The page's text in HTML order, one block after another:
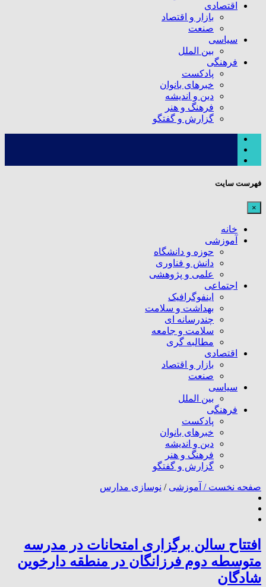
اقتصادی
بازار و اقتصاد
صنعت
سیاسی
بین الملل
فرهنگی
پادکست
خبرهای بانوان
دین و اندیشه
فرهنگ و هنر
گزارش و گفتگو
فهرست سایت
×
خانه
آموزشی
حوزه و دانشگاه
دانش و فناوری
علمی و پژوهشی
اجتماعی
اینفوگرافیک
بهداشت و سلامت
چندرسانه ای
سلامت و جامعه
مطالبه گری
اقتصادی
بازار و اقتصاد
صنعت
سیاسی
بین الملل
فرهنگی
پادکست
خبرهای بانوان
دین و اندیشه
فرهنگ و هنر
گزارش و گفتگو
صفحه نخست / آموزشی / نوسازی مدارس
افتتاح سالن برگزاری امتحانات در مدرسه
متوسطه دوم فرزانگان در منطقه دارخوین
شادگان